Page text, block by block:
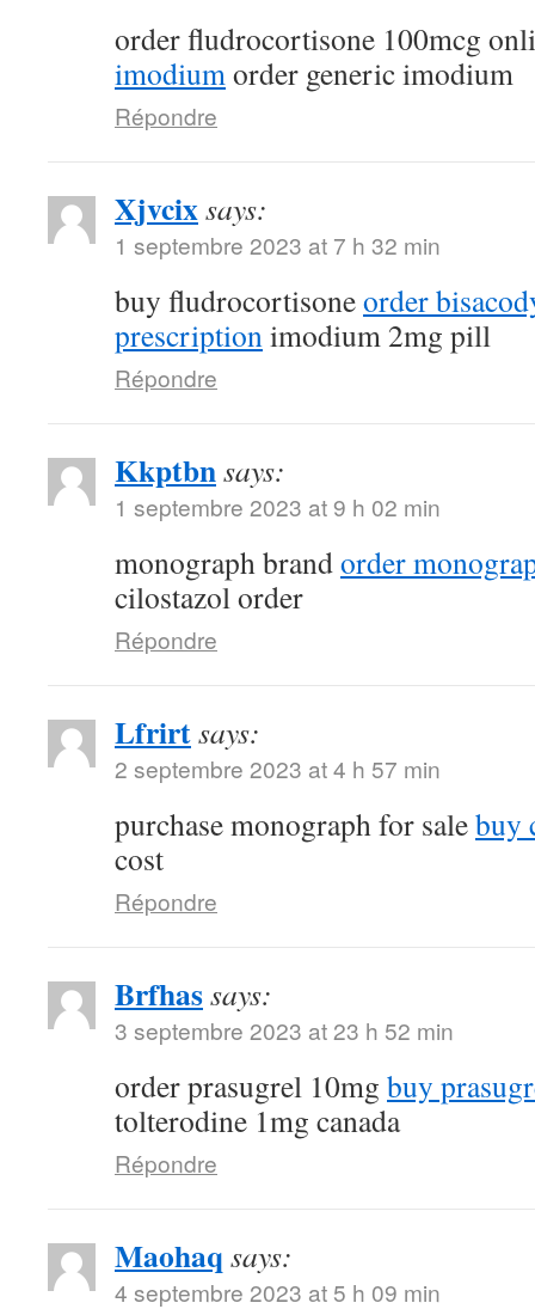
order fludrocortisone 100mcg
imodiumorder generic imodium
Répondre
Xjvcixsays:
1 septembre 2023 at 7 h 32 min
buy fludrocortisoneorder
prescriptionimodium 2mg pill
Répondre
Kkptbnsays:
1 septembre 2023 at 9 h 02 min
monograph brandorder
cilostazol order
Répondre
Lfrirtsays:
2 septembre 2023 at 4 h 57 min
purchase monograph for salebuy
cost
Répondre
Brfhassays:
3 septembre 2023 at 23 h 52 min
order prasugrel 10mg buy
tolterodine 1mg canada
Répondre
Maohaq says:
4 septembre 2023 at 5 h 09 min